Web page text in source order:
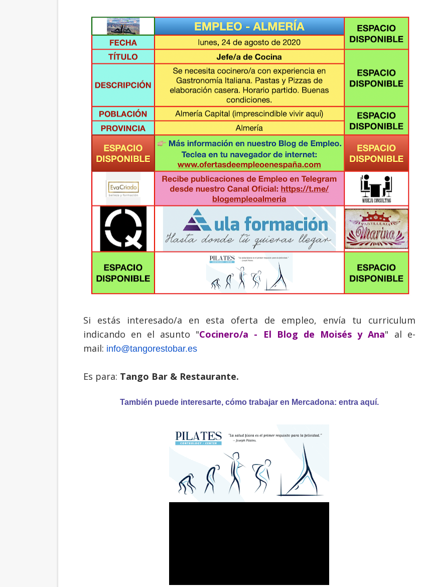
Si estás interesado/a en esta oferta de empleo, envía tu curriculum
indicando en el asunto "Cocinero/a - El Blog de Moisés y Ana" al e-
mail: info@tangorestobar.es
Es para: Tango Bar & Restaurante.
También puede interesarte, cómo trabajar en Mercadona: entra aquí.